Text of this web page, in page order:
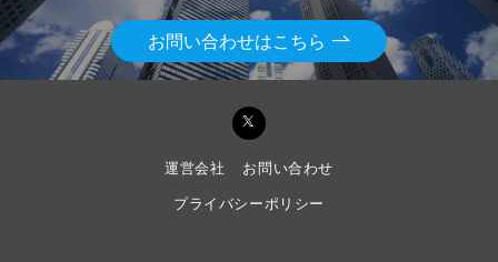
お問い合わせはこちら
運営会社 お問い合わせ
プライバシーポリシー